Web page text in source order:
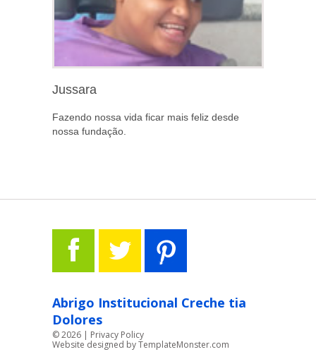
Jussara
Fazendo nossa vida ficar mais feliz desde
nossa fundação.
Abrigo Institucional Creche tia
Dolores
©2026 | Privacy Policy
Website designed byTemplateMonster.com